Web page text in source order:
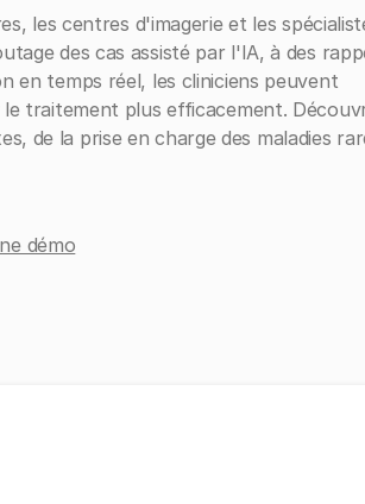
les centres d'imagerie et les
des cas assisté par l'IA, à des
en temps réel, les cliniciens peuvent
traitement plus efficacement.
de la prise en charge des maladies
démo